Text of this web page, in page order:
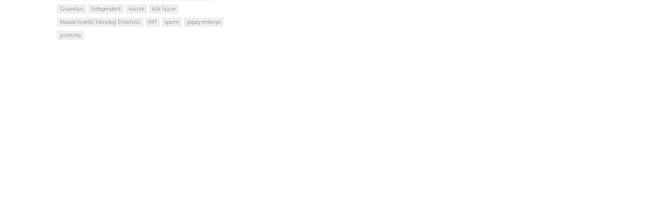
Guardian
Independent kısırlık
kök hücre
Massachusetts Teknoloji Enstitüsü
MIT sperm
yapay embriyo
yumurta